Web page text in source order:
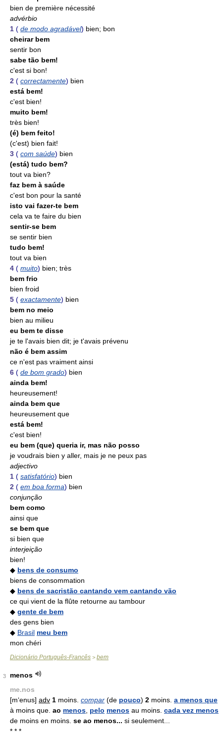
bien de première nécessité
advérbio
1 ( de modo agradável) bien; bon
cheirar bem
sentir bon
sabe tão bem!
c'est si bon!
2 ( correctamente) bien
está bem!
c'est bien!
muito bem!
très bien!
(é) bem feito!
(c'est) bien fait!
3 ( com saúde) bien
(está) tudo bem?
tout va bien?
faz bem à saúde
c'est bon pour la santé
isto vai fazer-te bem
cela va te faire du bien
sentir-se bem
se sentir bien
tudo bem!
tout va bien
4 ( muito) bien; très
bem frio
bien froid
5 ( exactamente) bien
bem no meio
bien au milieu
eu bem te disse
je te l'avais bien dit; je t'avais prévenu
não é bem assim
ce n'est pas vraiment ainsi
6 ( de bom grado) bien
ainda bem!
heureusement!
ainda bem que
heureusement que
está bem!
c'est bien!
eu bem (que) queria ir, mas não posso
je voudrais bien y aller, mais je ne peux pas
adjectivo
1 ( satisfatório) bien
2 ( em boa forma) bien
conjunção
bem como
ainsi que
se bem que
si bien que
interjeição
bien!
◆ bens de consumo
biens de consommation
◆ bens de sacristão cantando vem cantando vão
ce qui vient de la flûte retourne au tambour
◆ gente de bem
des gens bien
◆ Brasil meu bem
mon chéri
Dicionário Português-Francês > bem
3
menos
me.nos
[m‘enus] adv 1 moins. compar (de pouco) 2 moins. a menos que
à moins que. ao menos pelo menos au moins. cada vez menos
de moins en moins. se ao menos... si seulement...
* * *